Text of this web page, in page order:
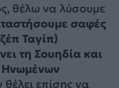
θέλω να λύσουμε
σαφές
Ταγίπ)
τη Σουηδία και
Ηνωμένων
επίσης να